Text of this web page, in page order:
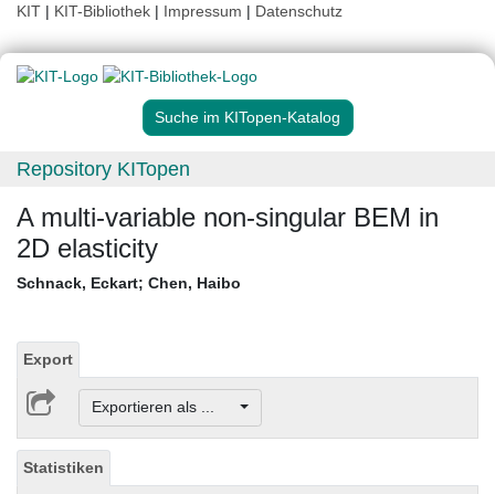
KIT | KIT-Bibliothek | Impressum | Datenschutz
Suche im KITopen-Katalog
Repository KITopen
A multi-variable non-singular BEM in
2D elasticity
Schnack, Eckart; Chen, Haibo
Export
Exportieren als ...
Statistiken